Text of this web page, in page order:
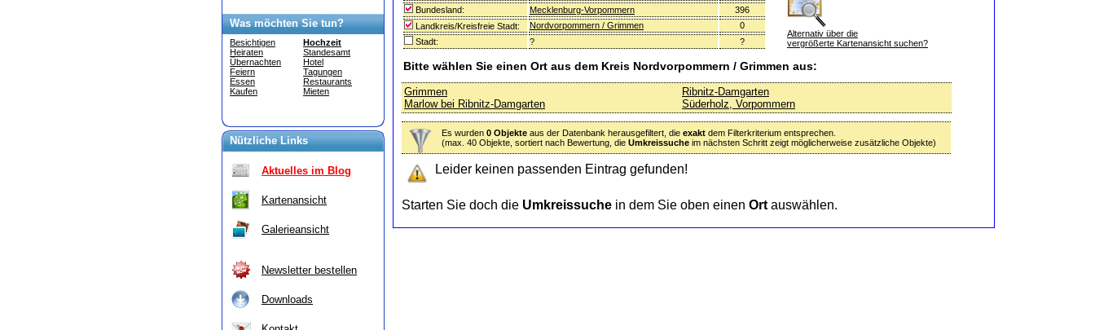
Was möchten Sie tun?
Besichtigen
Heiraten
Übernachten
Feiern
Essen
Kaufen
Hochzeit
Standesamt
Hotel
Tagungen
Restaurants
Mieten
Nützliche Links
Aktuelles im Blog
Kartenansicht
Galerieansicht
Newsletter bestellen
Downloads
Alternativ über die
vergrößerte Kartenansicht suchen?
Bundesland: Mecklenburg-Vorpommern
396
Landkreis/Kreisfreie Stadt:
Nordvorpommern / Grimmen
0
Stadt:
? ?
Bitte wählen Sie einen Ort aus dem Kreis Nordvorpommern / Grimmen aus:
Grimmen
Marlow bei Ribnitz-Damgarten
Ribnitz-Damgarten
Süderholz, Vorpommern
Es wurden 0 Objekte aus der Datenbank herausgefiltert, die exakt dem Filterkriterium entsprechen.
(max. 40 Objekte, sortiert nach Bewertung, die Umkreissuche im nächsten Schritt zeigt möglicherweise zusätzliche Objekte)
Leider keinen passenden Eintrag gefunden!
Starten Sie doch die Umkreissuche in dem Sie oben einen Ort auswählen.